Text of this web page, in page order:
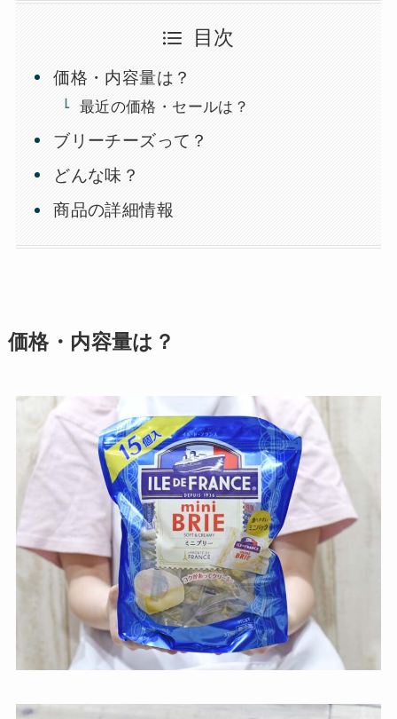
目次
価格・内容量は？
最近の価格・セールは？
ブリーチーズって？
どんな味？
商品の詳細情報
価格・内容量は？